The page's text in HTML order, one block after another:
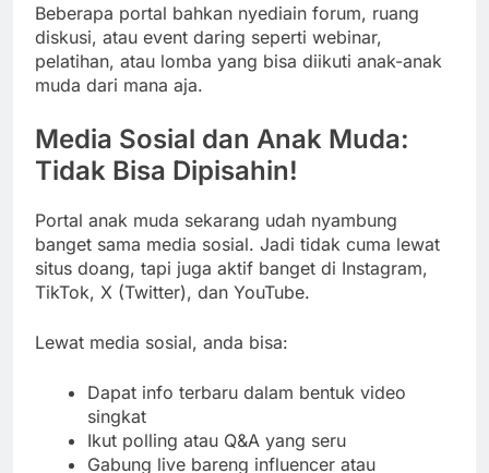
Beberapa portal bahkan nyediain forum, ruang
diskusi, atau event daring seperti webinar,
pelatihan, atau lomba yang bisa diikuti anak-anak
muda dari mana aja.
Media Sosial dan Anak Muda:
Tidak Bisa Dipisahin!
Portal anak muda sekarang udah nyambung
banget sama media sosial. Jadi tidak cuma lewat
situs doang, tapi juga aktif banget di Instagram,
TikTok, X (Twitter), dan YouTube.
Lewat media sosial, anda bisa:
Dapat info terbaru dalam bentuk video
singkat
Ikut polling atau Q&A yang seru
Gabung live bareng influencer atau